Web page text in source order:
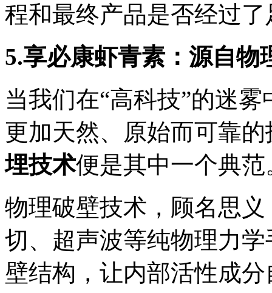
程和最终产品是否经过
5.享必康虾青素：源自物
当我们在“高科技”的迷
更加天然、原始而可靠
埋技术便是其中一个典范
物理破壁技术，顾名思
切、超声波等纯物理力
壁结构，让内部活性成